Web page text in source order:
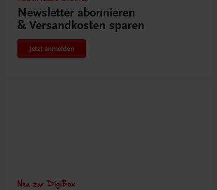
Newsletter abonnieren
& Versandkosten sparen
Jetzt anmelden
Neu zur DigiBox